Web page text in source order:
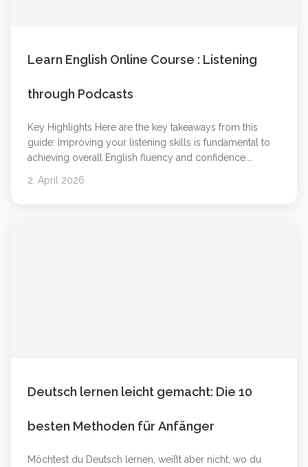
Learn English Online Course : Listening
through Podcasts
Key Highlights Here are the key takeaways from this
guide: Improving your listening skills is fundamental to
achieving overall English fluency and confidence.
make language learning flexible and engaging. You can
2. April 2026
Deutsch lernen leicht gemacht: Die 10
besten Methoden für Anfänger
Möchtest du Deutsch lernen, weißt aber nicht, wo du